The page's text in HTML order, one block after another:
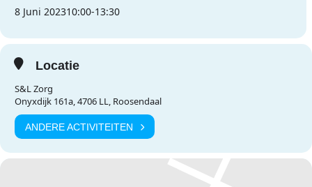
8 Juni 202310:00-13:30
Locatie
S&L Zorg
Onyxdijk 161a, 4706 LL, Roosendaal
ANDERE ACTIVITEITEN